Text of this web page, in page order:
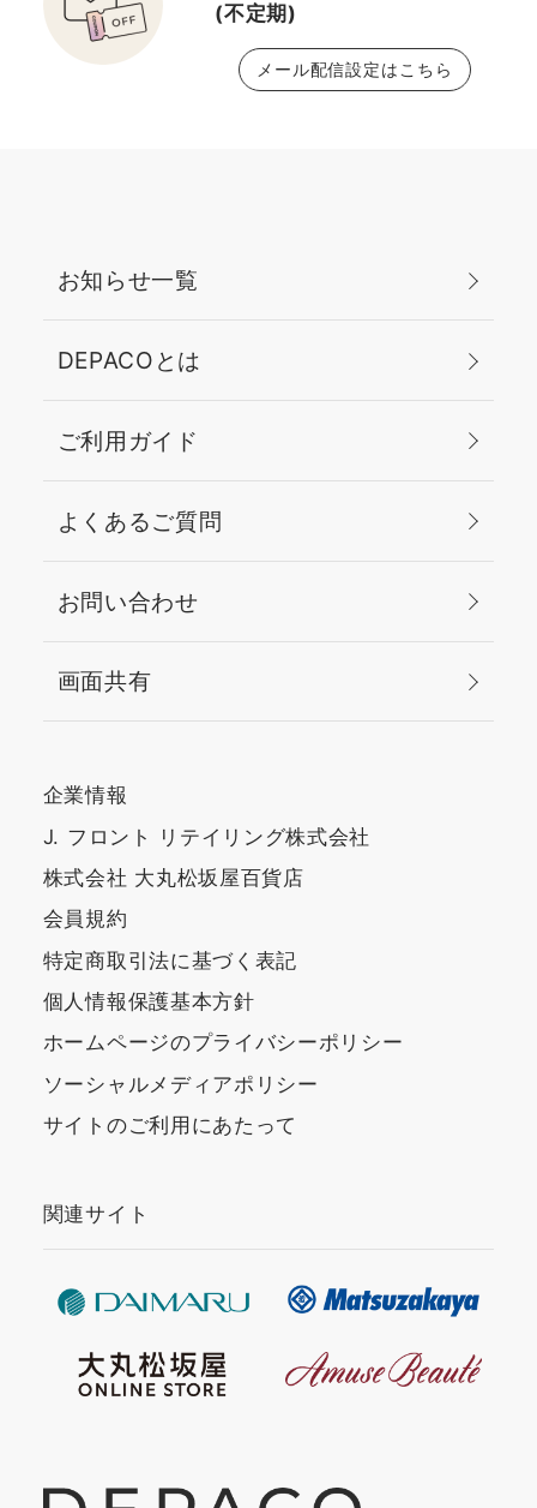
(不定期)
メール配信設定はこちら
お知らせ一覧
DEPACOとは
ご利用ガイド
よくあるご質問
お問い合わせ
画面共有
企業情報
J. フロント リテイリング株式会社
株式会社 大丸松坂屋百貨店
会員規約
特定商取引法に基づく表記
個人情報保護基本方針
ホームページのプライバシーポリシー
ソーシャルメディアポリシー
サイトのご利用にあたって
関連サイト